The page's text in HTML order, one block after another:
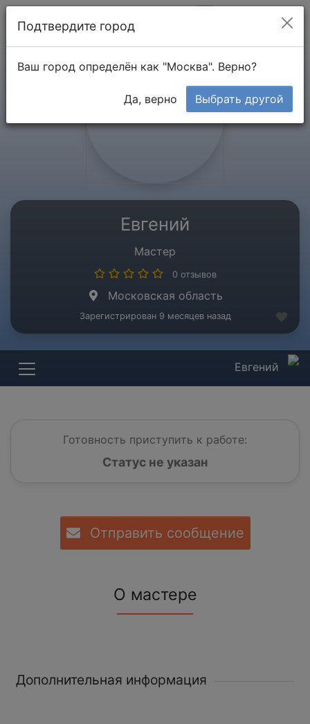
Евгений
Мастер
0 отзывов
Московская область
Зарегистрирован 9 месяцев назад
Евгений
Готовность приступить к работе:
Статус не указан
Отправить сообщение
О мастере
Дополнительная информация
Подтвердите город
Ваш город определён как "Москва". Верно?
Да, верно Выбрать другой